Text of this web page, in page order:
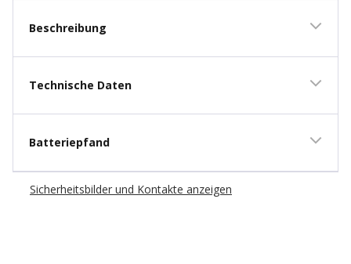
Beschreibung
Technische Daten
Batteriepfand
Sicherheitsbilder und Kontakte anzeigen